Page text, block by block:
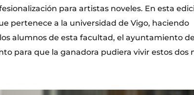
para artistas noveles. En esta
pertenece a la universidad de Vigo, haciendo
alumnos de esta facultad, el ayuntamiento
para que la ganadora pudiera vivir estos dos